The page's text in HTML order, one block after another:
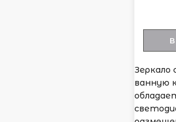
Зеркало
ванную